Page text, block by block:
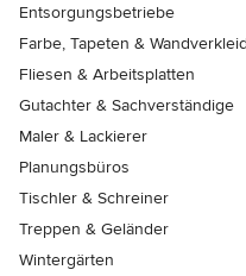
Entsorgungsbetriebe
Farbe, Tapeten &
Fliesen & Arbeitsplatten
Gutachter & Sachverständige
Maler & Lackierer
Planungsbüros
Tischler & Schreiner
Treppen & Geländer
Wintergärten